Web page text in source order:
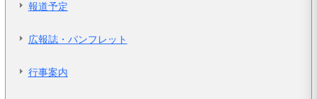
報道予定
広報誌・パンフレット
行事案内